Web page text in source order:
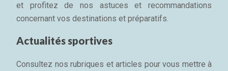
et profitez de nos astuces et recommandations
concernant vos destinations et préparatifs.
Actualités sportives
Consultez nos rubriques et articles pour vous mettre à